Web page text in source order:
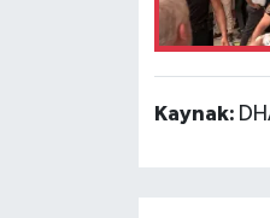
Kaynak: